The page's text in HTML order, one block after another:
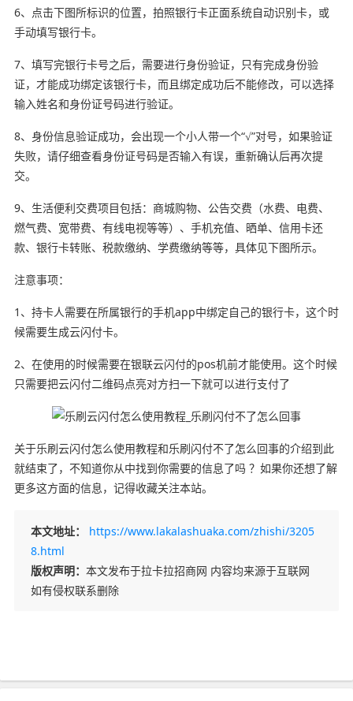
6、点击下图所标识的位置，拍照银行卡正面系统自动识别卡，或
手动填写银行卡。
7、填写完银行卡号之后，需要进行身份验证，只有完成身份验
证，才能成功绑定该银行卡，而且绑定成功后不能修改，可以选择
输入姓名和身份证号码进行验证。
8、身份信息验证成功，会出现一个小人带一个“√”对号，如果验证
失败，请仔细查看身份证号码是否输入有误，重新确认后再次提
交。
9、生活便利交费项目包括：商城购物、公告交费（水费、电费、
燃气费、宽带费、有线电视等等）、手机充值、晒单、信用卡还
款、银行卡转账、税款缴纳、学费缴纳等等，具体见下图所示。
注意事项：
1、持卡人需要在所属银行的手机app中绑定自己的银行卡，这个时
候需要生成云闪付卡。
2、在使用的时候需要在银联云闪付的pos机前才能使用。这个时候
只需要把云闪付二维码点亮对方扫一下就可以进行支付了
关于乐刷云闪付怎么使用教程和乐刷闪付不了怎么回事的介绍到此
就结束了，不知道你从中找到你需要的信息了吗 ？如果你还想了解
更多这方面的信息，记得收藏关注本站。
本文地址：
https://www.lakalashuaka.com/zhishi/3205
8.html
版权声明： 本文发布于拉卡拉招商网 内容均来源于互联网
如有侵权联系删除